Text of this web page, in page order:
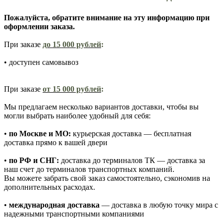
Пожалуйста, обратите внимание на эту информацию при
оформлении заказа.
При заказе до 15 000 рублей:
• доступен самовывоз
При заказе от 15 000 рублей:
Мы предлагаем несколько вариантов доставки, чтобы вы
могли выбрать наиболее удобный для себя:
• по Москве и МО: курьерская доставка — бесплатная
доставка прямо к вашей двери
• по РФ и СНГ: доставка до терминалов ТК — доставка за
наш счет до терминалов транспортных компаний.
Вы можете забрать свой заказ самостоятельно, сэкономив на
дополнительных расходах.
• международная доставка — доставка в любую точку мира с
надежными транспортными компаниями